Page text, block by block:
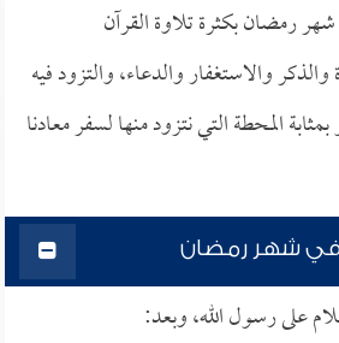
رمضان بكثرة تلاوة القرآن
والاستغفار والدعاء، والتزود فيه
المحطة التي نتزود منها لسفر معادنا
في شهر رمضان
على رسول الله، وبعد: